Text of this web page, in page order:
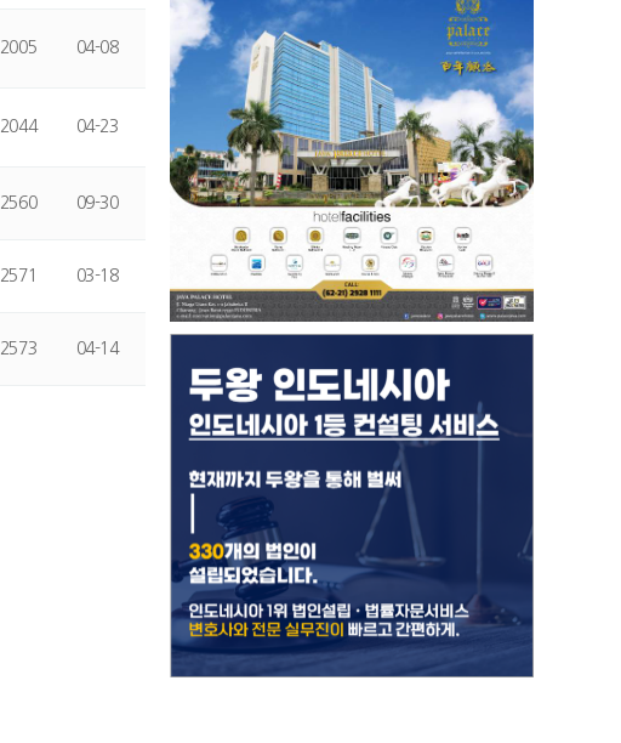
2005 04-08
2044 04-23
2560 09-30
2571 03-18
2573 04-14